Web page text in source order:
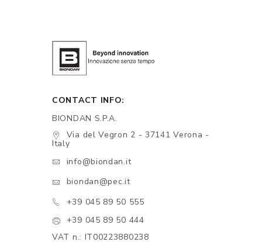
CONTACT INFO:
BIONDAN S.P.A.
Via del Vegron 2 - 37141 Verona -
Italy
info@biondan.it
biondan@pec.it
+39 045 89 50 555
+39 045 89 50 444
VAT n.: IT00223880238